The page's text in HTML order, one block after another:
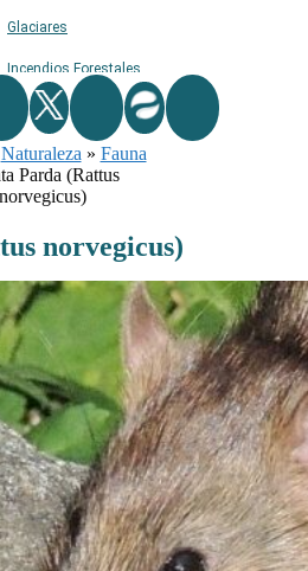
Glaciares
Incendios Forestales
Naturaleza
Ríos
Rutas De Montaña
Vértices Geodésicos
Naturaleza » Fauna
Parda (Rattus
norvegicus)
norvegicus)